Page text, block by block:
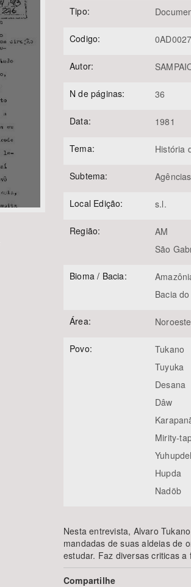
Tipo:
Codigo:
Autor:
N de páginas: 36
Data: 1981
Tema: História
Subtema:
Local Edição: s.l.
Região:
AM
São
Bioma / Bacia:
Bacia
Área:
Povo:
Tukano
Tuyuka
Desana
Dâw
Mirity-
Hupda
Nadöb
Nesta entrevista, Alvaro
mandadas de suas aldeias de
estudar. Faz diversas criticas
Compartilhe